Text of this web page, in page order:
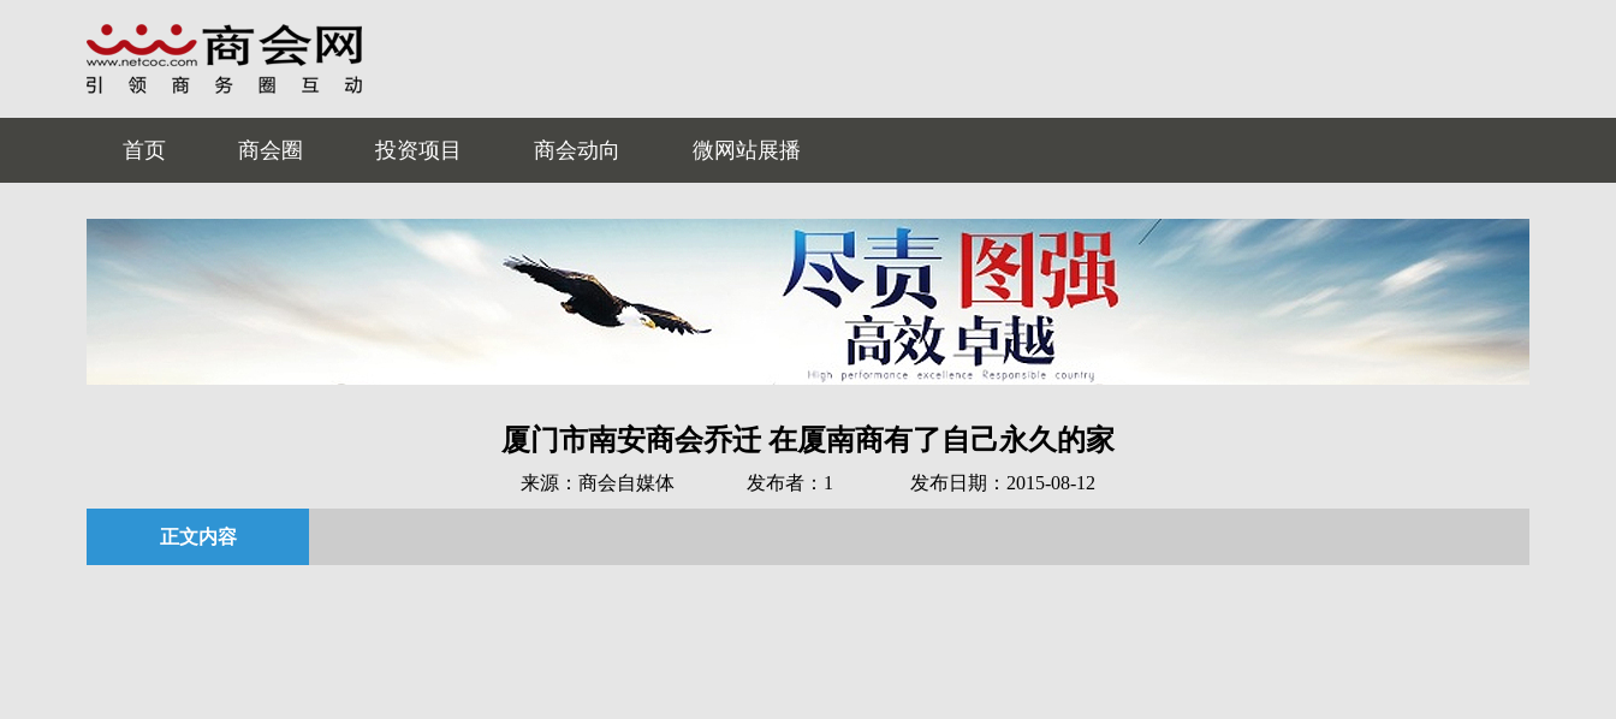
首页 商会圈 投资项目 商会动向 微网站展播
厦门市南安商会乔迁 在厦南商有了自己永久的家
来源：商会自媒体 发布者：1 发布日期：2015-08-12
正文内容